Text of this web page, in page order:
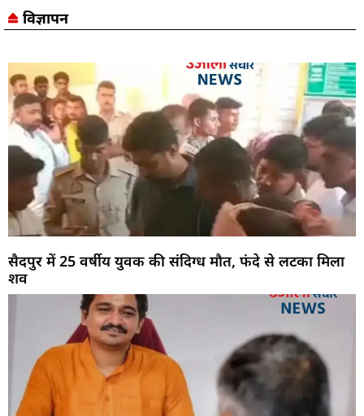
विज्ञापन
सैदपुर में 25 वर्षीय युवक की संदिग्ध मौत, फंदे से लटका मिला
शव